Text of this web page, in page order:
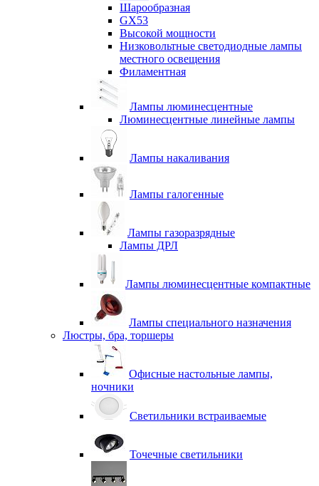
Шарообразная
GX53
Высокой мощности
Низковольтные светодиодные лампы
местного освещения
Филаментная
Лампы люминесцентные
Люминесцентные линейные лампы
Лампы накаливания
Лампы галогенные
Лампы газоразрядные
Лампы ДРЛ
Лампы люминесцентные компактные
Лампы специального назначения
Люстры, бра, торшеры
Офисные настольные лампы,
ночники
Светильники встраиваемые
Точечные светильники